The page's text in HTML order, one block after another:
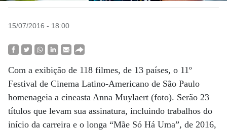
15/07/2016 - 18:00
Com a exibição de 118 filmes, de 13 países, o 11º
Festival de Cinema Latino-Americano de São Paulo
homenageia a cineasta Anna Muylaert (foto). Serão 23
títulos que levam sua assinatura, incluindo trabalhos do
início da carreira e o longa “Mãe Só Há Uma”, de 2016,